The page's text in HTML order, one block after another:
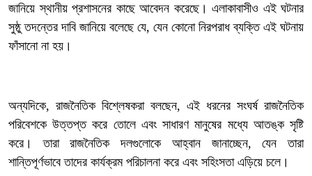
জানিয়ে স্থানীয় প্রশাসনের কাছে আবেদন করেছে। এলাকাবাসীও এই ঘটনার
সুষ্ঠু তদন্তের দাবি জানিয়ে বলেছে যে, যেন কোনো নিরপরাধ ব্যক্তি এই ঘটনায়
ফাঁসানো না হয়।
‎অন্যদিকে, রাজনৈতিক বিশ্লেষকরা বলছেন, এই ধরনের সংঘর্ষ রাজনৈতিক
পরিবেশকে উত্তপ্ত করে তোলে এবং সাধারণ মানুষের মধ্যে আতঙ্ক সৃষ্টি
করে। তারা রাজনৈতিক দলগুলোকে আহ্বান জানাচ্ছেন, যেন তারা
শান্তিপূর্ণভাবে তাদের কার্যক্রম পরিচালনা করে এবং সহিংসতা এড়িয়ে চলে।